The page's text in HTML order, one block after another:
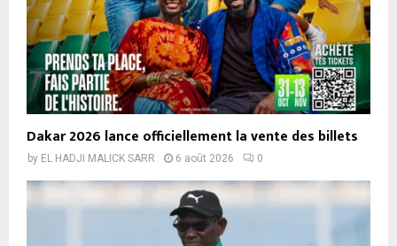
Dakar 2026 lance officiellement la vente des billets
by EL HADJI MALICK SARR 6 août 2026 0